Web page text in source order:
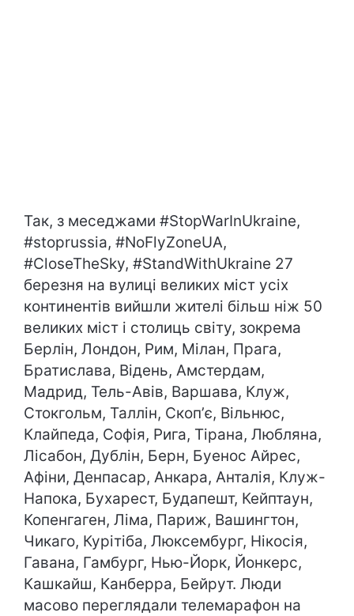
Так, з меседжами #StopWarInUkraine,
#stoprussia, #NoFlyZoneUA,
#CloseTheSky, #StandWithUkraine 27
березня на вулиці великих міст усіх
континентів вийшли жителі більш ніж 50
великих міст і столиць світу, зокрема
Берлін, Лондон, Рим, Мілан, Прага,
Братислава, Відень, Амстердам,
Мадрид, Тель-Авів, Варшава, Клуж,
Стокгольм, Таллін, Скопʼє, Вільнюс,
Клайпеда, Софія, Рига, Тірана, Любляна,
Лісабон, Дублін, Берн, Буенос Айрес,
Афіни, Денпасар, Анкара, Анталія, Клуж-
Напока, Бухарест, Будапешт, Кейптаун,
Копенгаген, Ліма, Париж, Вашингтон,
Чикаго, Курітіба, Люксембург, Нікосія,
Гавана, Гамбург, Нью-Йорк, Йонкерс,
Кашкайш, Канберра, Бейрут. Люди
масово переглядали телемарафон на